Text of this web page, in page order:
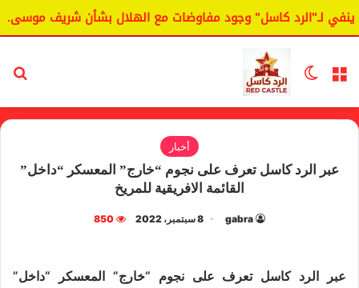
لـ"الرد كاسل" وجود مفاوضات مع الهلال بشأن شريف موسى.
القائمة الوضع المظلم
أخبار
عبر الرد كاسل تعرف على نجوم “خارج” المعسكر “داخل”
القائمة الافريقية للمريخ
gabra 8 سبتمبر، 2022 850
عبر الرد كاسل تعرف على نجوم “خارج” المعسكر “داخل”